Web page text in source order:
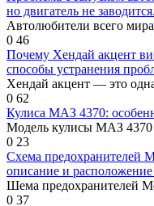
но двигатель не
Автолюбители всего
0 46
Почему Хендай акцент
способы устранения
Хендай акцент — это
0 62
Кулиса МАЗ 4370:
Модель кулисы МАЗ 4370
0 23
Схема предохранителей
описание и
Шема предохранителей
0 37